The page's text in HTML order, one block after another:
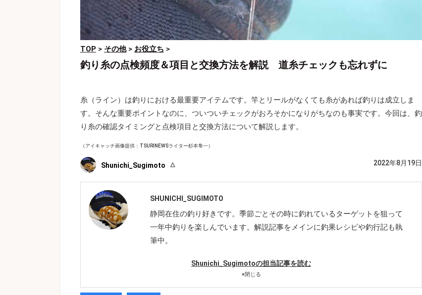
TOP > その他> お役立ち >
釣り糸の点検頻度＆項目と交換方法を解説 道糸チェックも忘れずに
糸（ライン）は釣りにおける最重要アイテムです。竿とリールがなくても糸があれば釣りは成立しま
す。そんな重要ポイントなのに、ついついチェックがおろそかになりがちなのも事実です。今回は、釣
り糸の確認タイミングと点検項目と交換方法について解説します。
（アイキャッチ画像提供：TSURINEWSライター杉本隼一）
Shunichi_Sugimoto 2022年8月19日
SHUNICHI_SUGIMOTO
静岡在住の釣り好きです。季節ごとその時に釣れているターゲットを狙って
一年中釣りを楽しんでいます。解説記事をメインに釣果レシピや釣行記も執
筆中。
Shunichi_Sugimotoの担当記事を読む
×閉じる